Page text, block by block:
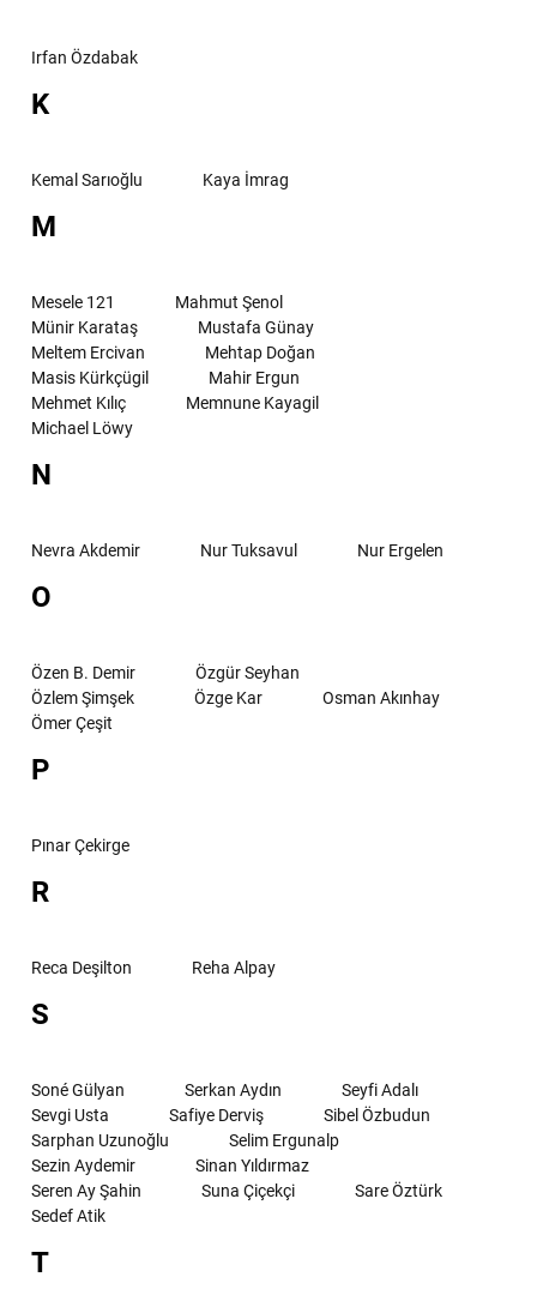
Irfan Özdabak
K
Kemal Sarıoğlu Kaya İmrag
M
Mesele 121
Mahmut Şenol
Münir Karataş
Mustafa Günay
Meltem Ercivan
Mehtap Doğan
Masis Kürkçügil
Mahir Ergun
Mehmet Kılıç
Memnune Kayagil
Michael Löwy
N
Nevra Akdemir Nur Tuksavul Nur Ergelen
O
Özen B. Demir
Özgür Seyhan
Özlem Şimşek
Özge Kar
Osman Akınhay
Ömer Çeşit
P
Pınar Çekirge
R
Reca Deşilton Reha Alpay
S
Soné Gülyan Serkan Aydın
Seyfi Adalı
Sevgi Usta
Safiye Derviş
Sibel Özbudun
Sarphan Uzunoğlu
Selim Ergunalp
Sezin Aydemir
Sinan Yıldırmaz
Seren Ay Şahin
Suna Çiçekçi
Sare Öztürk
Sedef Atik
T